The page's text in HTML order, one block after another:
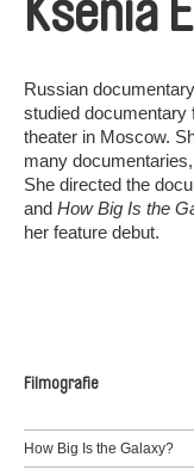
Ksenia
Russian
studied documentary
theater in Moscow.
many
She directed the
and How Big Is the
her feature debut.
Filmografie
How Big Is the Galaxy?